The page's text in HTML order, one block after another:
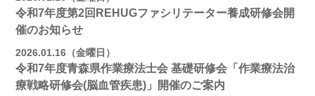
令和7年度第2回REHUGファシリテーター養成研修会開
催のお知らせ
2026.01.16（金曜日）
令和7年度青森県作業療法士会 基礎研修会「作業療法治
療戦略研修会(脳血管疾患)」開催のご案内